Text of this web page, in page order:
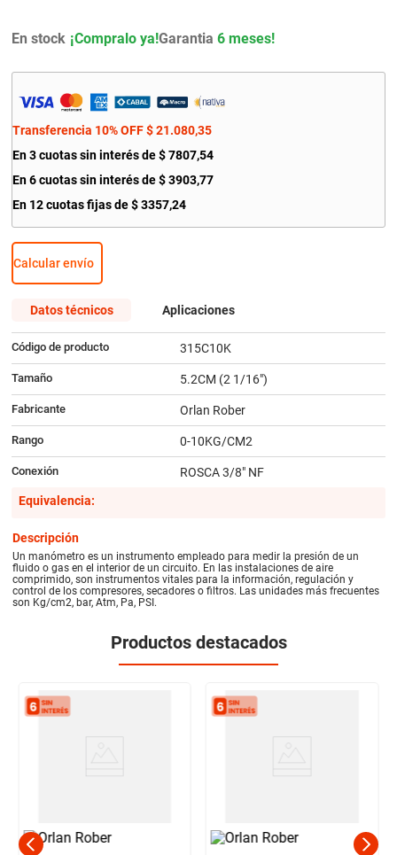
En stock Garantia 6 meses!
Transferencia 10% OFF $ 21.080,35
En 3 cuotas sin interés de $ 7807,54
En 6 cuotas sin interés de$ 3903,77
En 12 cuotas fijas de $ 3357,24
Calcular envío
Datos técnicos Aplicaciones
Código de producto 315C10K
Tamaño 5.2CM (2 1/16")
Fabricante Orlan Rober
Rango 0-10KG/CM2
Conexión
ROSCA 3/8" NF
Equivalencia:
Descripción
Un manómetro es un instrumento empleado para medir la presión de un
fluido o gas en el interior de un circuito. En las instalaciones de aire
comprimido, son instrumentos vitales para la información, regulación y
control de los compresores, secadores o filtros. Las unidades más frecuentes
son Kg/cm2, bar, Atm, Pa, PSI.
Productos destacados
10 . citroen c4